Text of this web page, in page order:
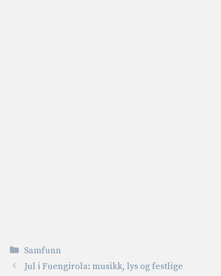
Kategorier
Samfunn
Jul i Fuengirola: musikk, lys og festlige